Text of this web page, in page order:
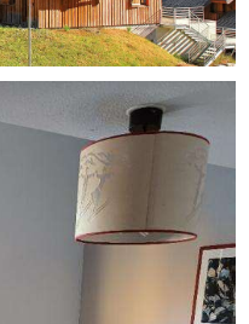
SAINT-SEBASTIEN-
SMABTP - 89 rue
J pour 2 000 000
pour G. Assurance
par GALIAN-SMABTP
garantit et